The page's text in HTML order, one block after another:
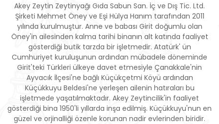
Akey Zeytin Zeytinyağı Gıda Sabun San. İç ve Dış Tic. Ltd.
Şirketi Mehmet Öney ve Eşi Hülya Hanım tarafından 2011
yılında kurulmuştur. Anne ve babası Girit doğumlu olan
Öney'in ailesinden kalma tarihi binanın alt katında faaliyet
gösterdiği butik tarzda bir işletmedir. Atatürk' ün
Cumhuriyet kuruluşunun ardından mübadele döneminde
Girit'teki Türkleri ülkeye davet etmesiyle Çanakkale'nin
Ayvacık İlçesi'ne bağlı Küçükçetmi Köyü ardından
Küçükkuyu Beldesi'ne yerleşen ailenin hatıraları bu
işletmede yaşatılmaktadır. Akey Zeytincilik'in faaliyet
gösterdiği bina 1950'li yıllarda inşa edilmiş. Küçükkuyu'nun en
güzel ve orjinalliği özenle korunan nadir evlerinden biridir.